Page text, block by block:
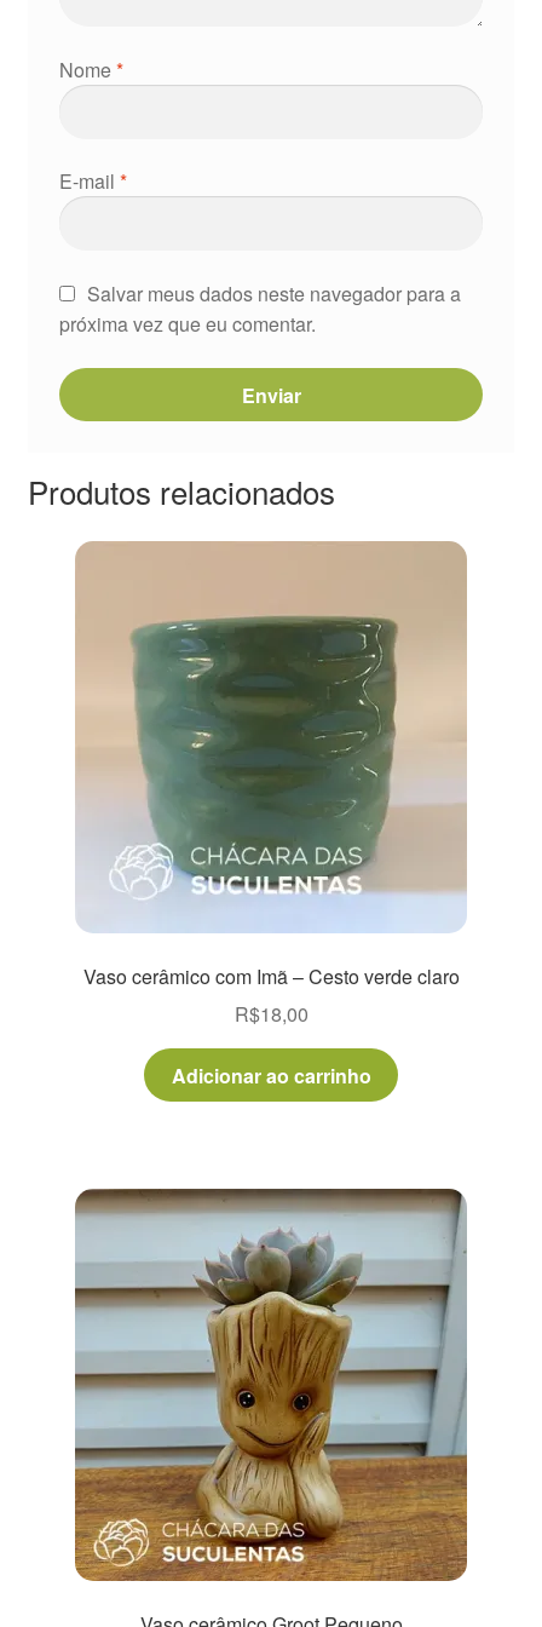
Nome*
E-mail *
Salvar meus dados neste navegador para a
próxima vez que eu comentar.
Produtos relacionados
Vaso cerâmico com Imã – Cesto verde claro
R$18,00
Adicionar ao carrinho